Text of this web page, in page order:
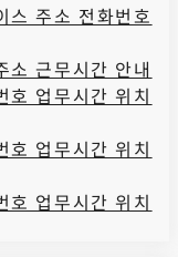
스 주소 전화번호
소 근무시간 안내
호 업무시간 위치
호 업무시간 위치
호 업무시간 위치